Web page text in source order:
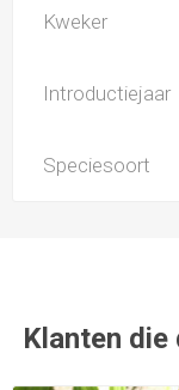
Kweker
Introductiejaar
Speciesoort
Klanten